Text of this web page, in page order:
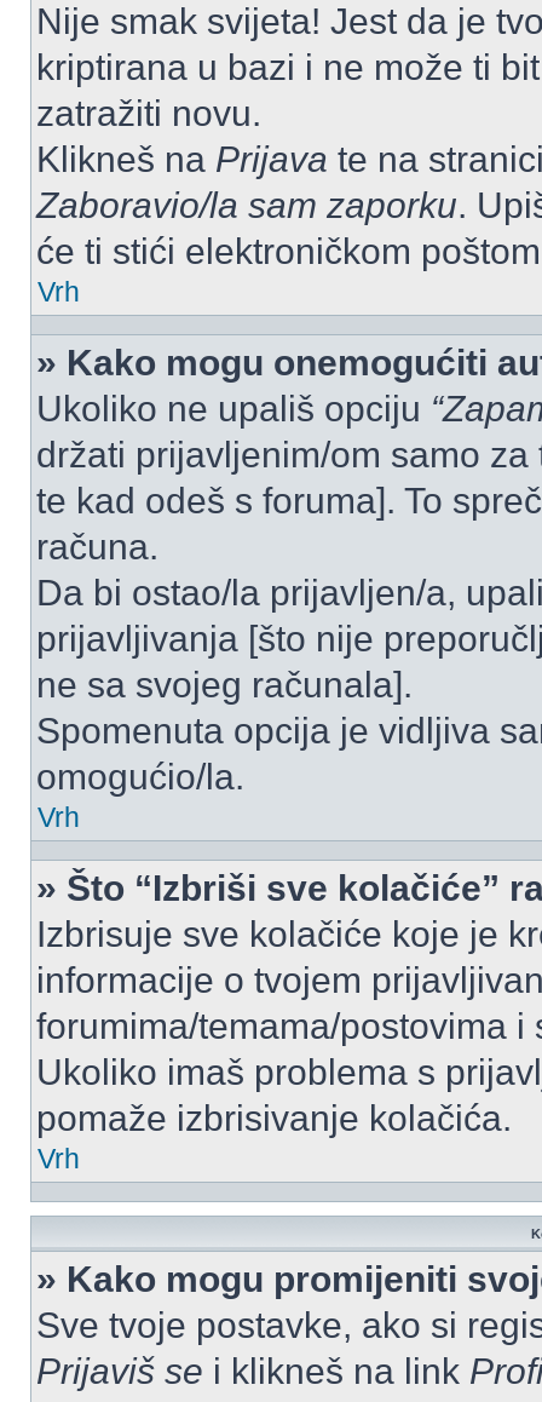
Nije smak svijeta! Jest da je
kriptirana u bazi i ne može ti
zatražiti novu.
Klikneš na Prijava te na
Zaboravio/la sam zaporku.
će ti stići elektroničkom
Vrh
» Kako mogu onemogućiti
Ukoliko ne upališ opciju
držati prijavljenim/om samo
te kad odeš s foruma]. To
računa.
Da bi ostao/la prijavljen/a,
prijavljivanja [što nije
ne sa svojeg računala].
Spomenuta opcija je vidljiva
omogućio/la.
Vrh
» Što “Izbriši sve kolačiće”
Izbrisuje sve kolačiće koje je
informacije o tvojem
forumima/temama/postovima i
Ukoliko imaš problema s
pomaže izbrisivanje kolačića.
Vrh
» Kako mogu promijeniti
Sve tvoje postavke, ako si
Prijaviš se i klikneš na link